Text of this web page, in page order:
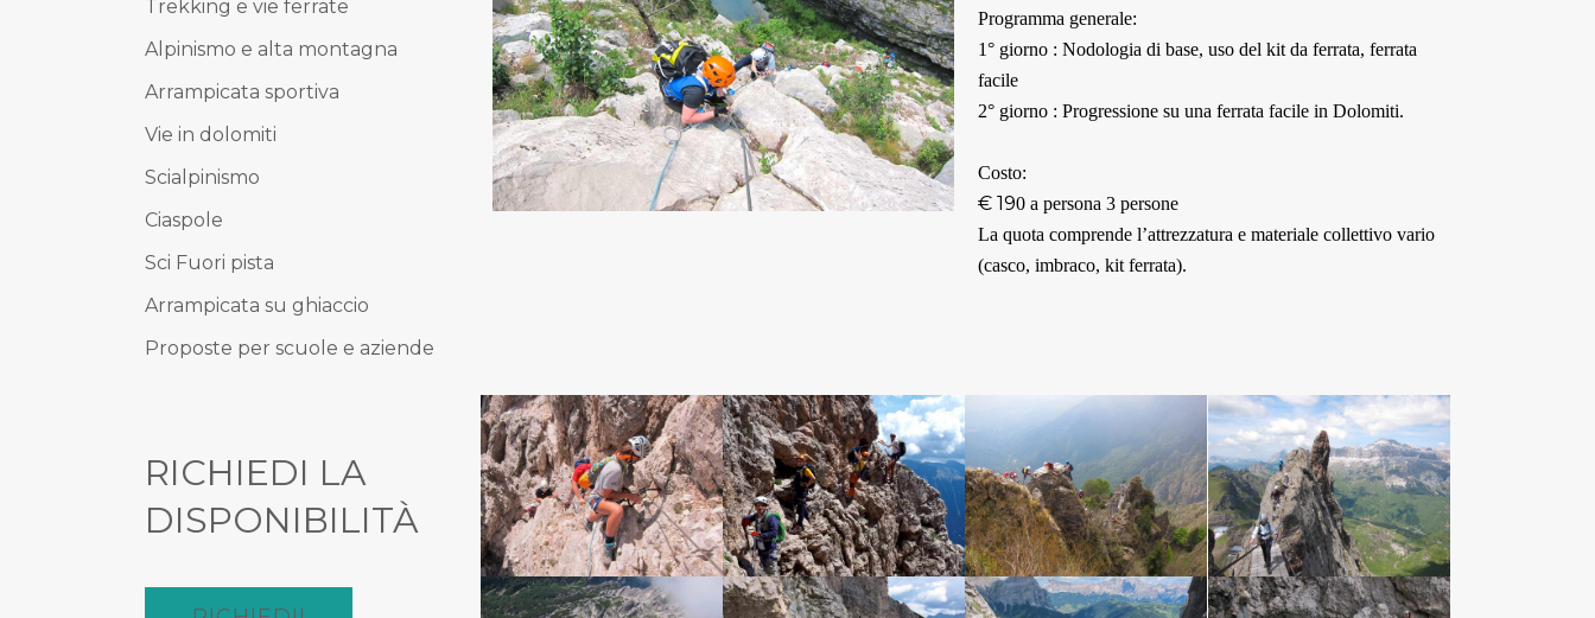
Trekking e vie ferrate
Alpinismo e alta montagna
Arrampicata sportiva
Vie in dolomiti
Scialpinismo
Ciaspole
Sci Fuori pista
Arrampicata su ghiaccio
Proposte per scuole e aziende
RICHIEDI LA
DISPONIBILITÀ
Programma generale:
1° giorno : Nodologia di base, uso del kit da ferrata, ferrata
facile
2° giorno : Progressione su una ferrata facile in Dolomiti.
Costo:
€ 190 a persona 3 persone
La quota comprende l’attrezzatura e materiale collettivo vario
(casco, imbraco, kit ferrata).